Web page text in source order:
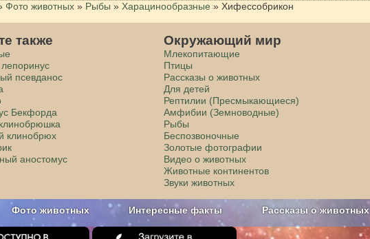
Фото животных » Рыбы » Харацинообразные » Хифессобрикон
также
псевданос
Бекфорда
клинобрюх
аностомус
Окружающий мир
Млекопитающие
Птицы
Рассказы о животных
Для детей
Рептилии (Пресмыкающиеся)
Амфибии (Земноводные)
Рыбы
Беспозвоночные
Золотые фотографии
Видео о животных
Животные континентов
Звуки животных
Фото животных Интересные факты Рассказы о животных
Бесплатно и без рекламы О проекте